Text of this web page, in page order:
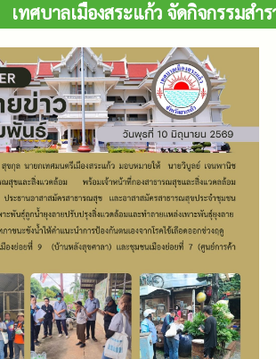
เทศบาลเมืองสระแก้ว จัดกิจกรรมส